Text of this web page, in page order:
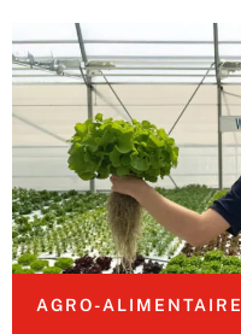
AGRO-ALIMENTAIRE